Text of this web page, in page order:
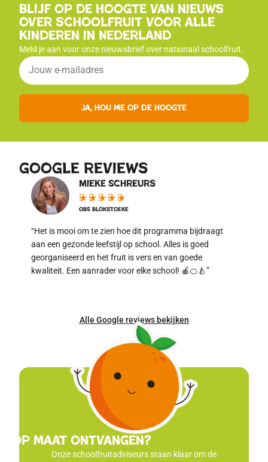
Blijf op de hoogte van nieuws
over schoolfruit voor alle
kinderen in Nederland
Meld je aan voor onze nieuwsbrief over nationaal schoolfruit.
Ja, hou me op de hoogte
google reviews
Mieke Schreurs
★ ★ ★ ★ ★
OBS Blokstoeke
“Het is mooi om te zien hoe dit programma bijdraagt
aan een gezonde leefstijl op school. Alles is goed
georganiseerd en het fruit is vers en van goede
kwaliteit. Een aanrader voor elke school! 🍎🍊🍐”
Alle Google reviews bekijken
op maat ontvangen?
Onze schoolfruitadviseurs staan klaar om de